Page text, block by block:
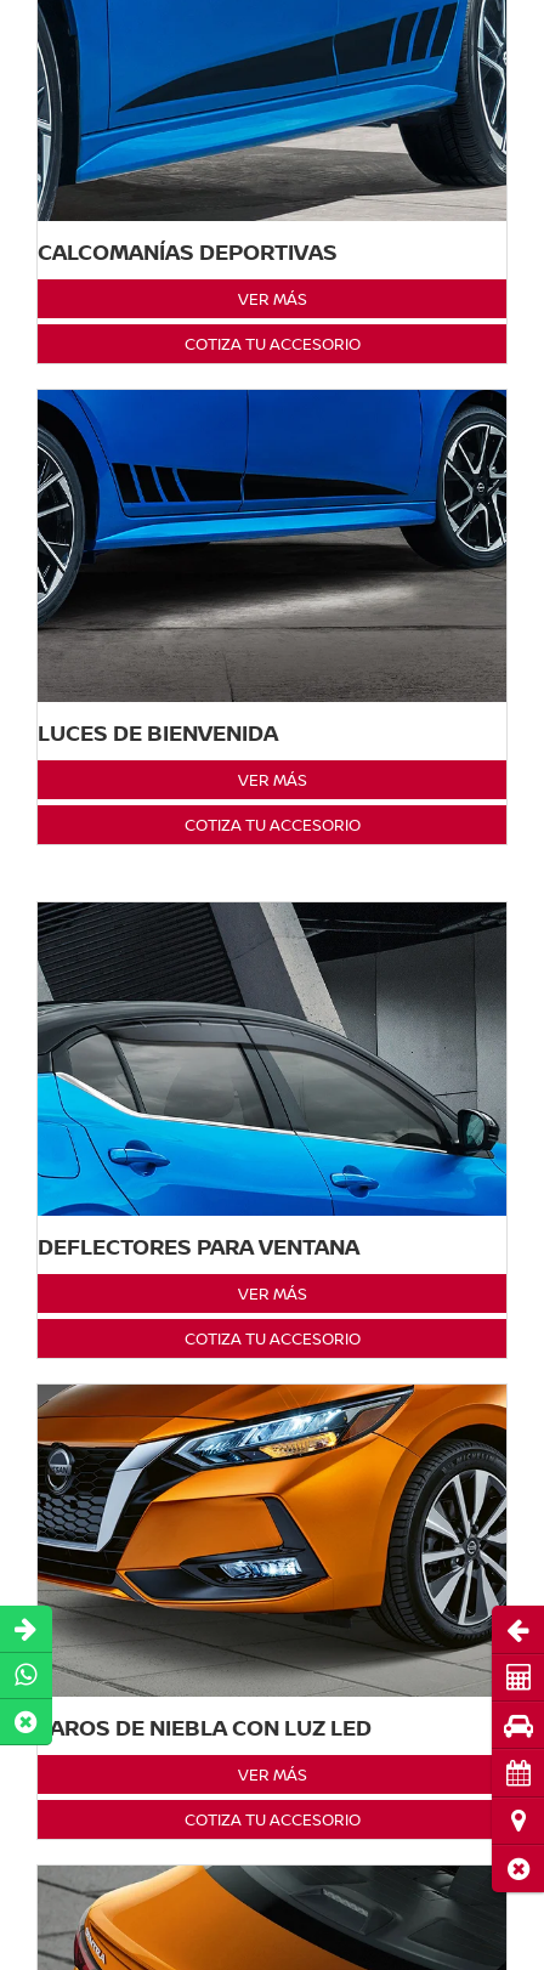
CALCOMANÍAS DEPORTIVAS
VER MÁS
COTIZA TU ACCESORIO
LUCES DE BIENVENIDA
VER MÁS
COTIZA TU ACCESORIO
DEFLECTORES PARA VENTANA
VER MÁS
COTIZA TU ACCESORIO
FAROS DE NIEBLA CON LUZ LED
VER MÁS
COTIZA TU ACCESORIO